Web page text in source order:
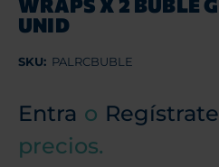
WRAPS X 2 BUBLE
UNID
SKU: PALRCBUBLE
Entra o Regístrate
precios.